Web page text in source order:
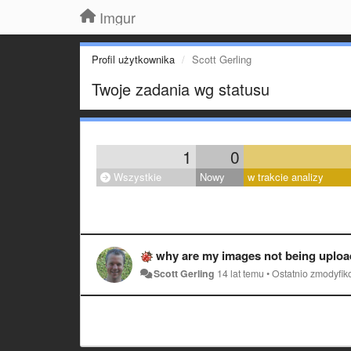
Imgur
Profil użytkownika Scott Gerling
Twoje zadania wg statusu
1 0
Wszystkie Nowy w trakcie analizy
why are my images not being
Scott Gerling 14 lat temu •Ostatnio